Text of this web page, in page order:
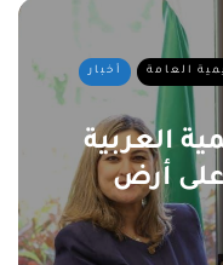
أخبار العامة
العربية
أرض